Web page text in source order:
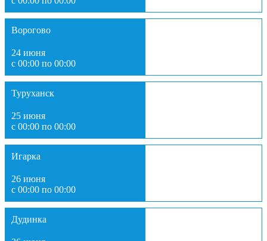
Ворогово
24 июня
с 00:00 по 00:00
Туруханск
25 июня
с 00:00 по 00:00
Игарка
26 июня
с 00:00 по 00:00
Дудинка